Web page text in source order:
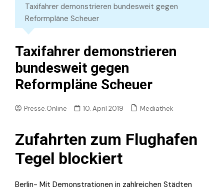
Taxifahrer demonstrieren bundesweit gegen
Reformpläne Scheuer
Taxifahrer demonstrieren
bundesweit gegen
Reformpläne Scheuer
Presse.Online 10. April 2019 Mediathek
Zufahrten zum Flughafen
Tegel blockiert
Berlin- Mit Demonstrationen in zahlreichen Städten